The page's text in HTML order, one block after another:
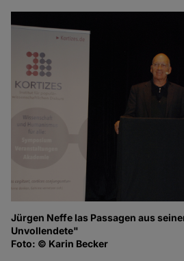
Jürgen Neffe las Passagen aus
Unvollendete"
Foto: © Karin Becker